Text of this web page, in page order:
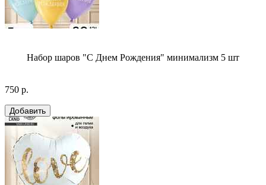
Набор шаров "С Днем Рождения" минимализм 5 шт
750 р.